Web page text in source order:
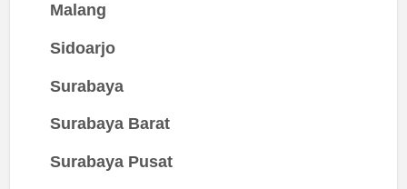
Malang
Sidoarjo
Surabaya
Surabaya Barat
Surabaya Pusat